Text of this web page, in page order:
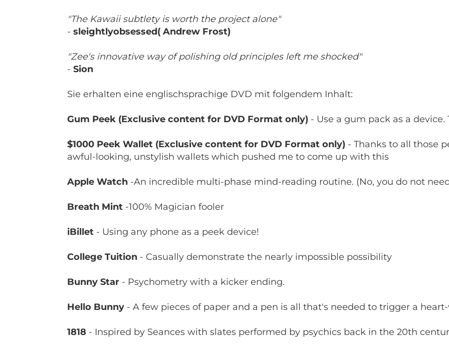
"The Kawaii subtlety is worth the project alone"
- sleightlyobsessed( Andrew Frost)
"Zee's innovative way of polishing old principles left me shocked"
- Sion
Sie erhalten eine englischsprachige DVD mit folgendem Inhalt:
Gum Peek (Exclusive content for DVD Format only) - Use a gum pack as a
$1000 Peek Wallet (Exclusive content for DVD Format only) - Thanks to all those
awful-looking, unstylish wallets which pushed me to come up with this
Apple Watch-An incredible multi-phase mind-reading routine. (No, you do not
Breath Mint-100% Magician fooler
iBillet- Using any phone as a peek device!
College Tuition- Casually demonstrate the nearly impossible possibility
Bunny Star- Psychometry with a kicker ending.
Hello Bunny- A few pieces of paper and a pen is all that's needed to trigger a
1818- Inspired by Seances with slates performed by psychics back in the 20th